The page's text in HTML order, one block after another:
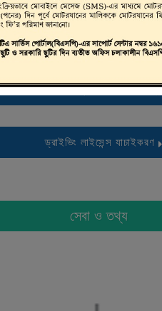
ই-ফিটনেস ফলাফল (VIC) দেখতে এখানে
টোকেন, ই-লাইসেন্স, ই-ফিটনেস
ড্রাইভিং লাইসেন্স যাচাইকরণ
সেবা ও তথ্য